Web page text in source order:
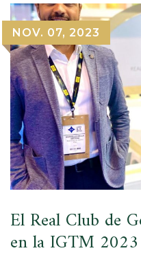
DE
GOLF
EL
PRAT
REVALIDA
EL
CERTIFICADO
BIOSPHERE
NOV. 07, 2023
El Real Club de
en la IGTM 2023